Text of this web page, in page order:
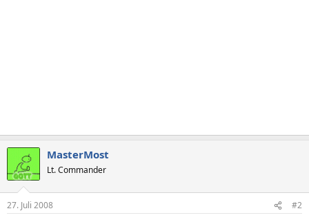
MasterMost
Lt. Commander
27. Juli 2008 #2